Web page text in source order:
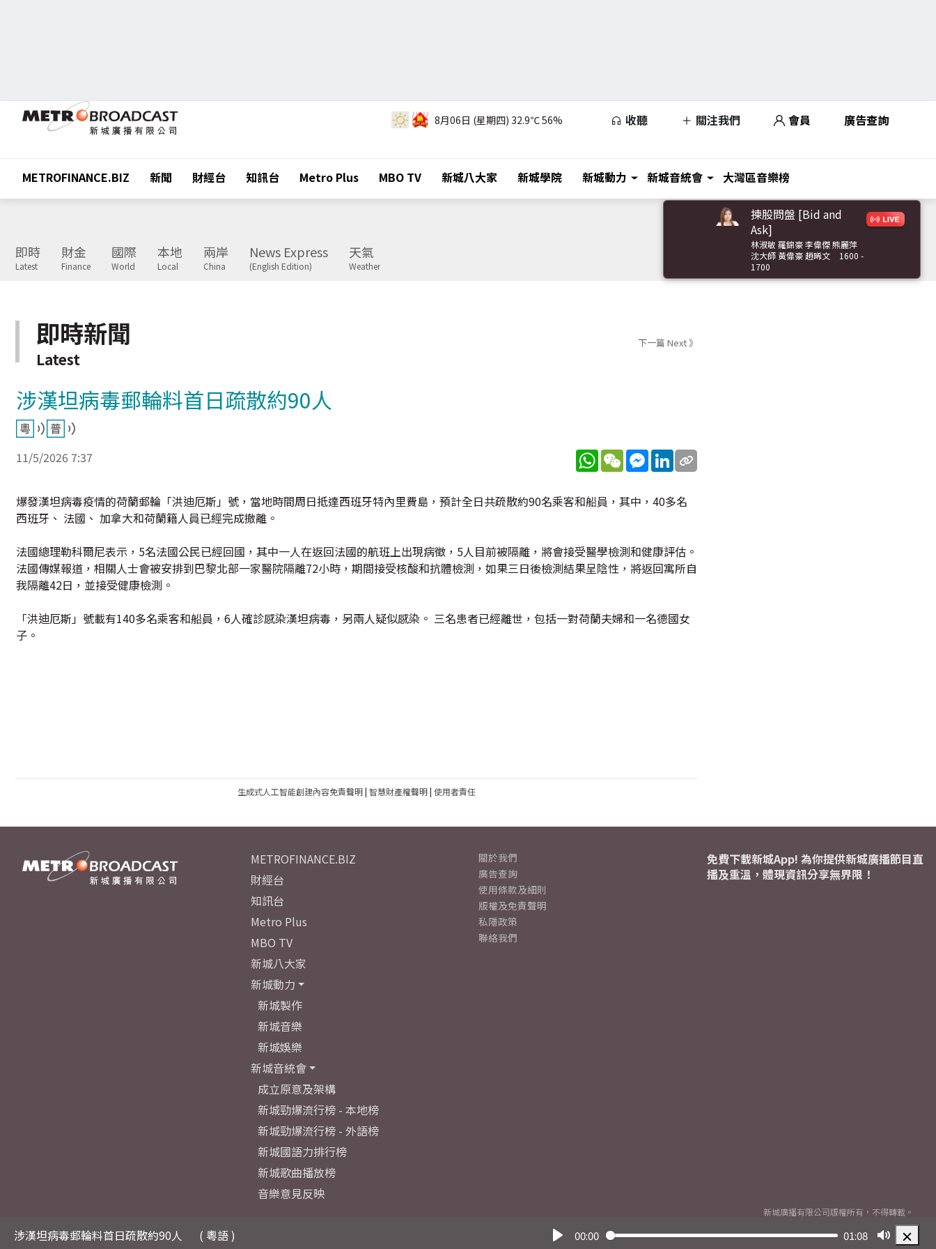
8月06日 (星期四) 32.9℃56% 收聽 關注我們 會員 廣告查詢
METROFINANCE.BIZ 新聞 財經台 知訊台 Metro Plus MBO TV 新城八大家 新城學院 新城動力 新城音統會 大灣區音樂榜
即時
Latest
財金
Finance
國際
World
本地
Local
兩岸
China
News Express
(English Edition)
天氣
Weather
揀股問盤 [Bid and
Ask]
林淑敏 羅錦豪 李偉傑 熊麗萍
沈大師 黃偉豪 趙晞文
1600 -
1700
即時新聞
Latest
下一篇 Next 》
涉漢坦病毒郵輪料首日疏散約90人
11/5/2026 7:37 WhatsApp
WeChatMessenger
LinkedIn
爆發漢坦病毒疫情的荷蘭郵輪「洪迪厄斯」號，當地時間周日抵達西班牙特內里費島，預計全日共疏散約90名乘客和船員，其中，40多名
西班牙、 法國、 加拿大和荷蘭籍人員已經完成撤離。
法國總理勒科爾尼表示，5名法國公民已經回國，其中一人在返回法國的航班上出現病徵，5人目前被隔離，將會接受醫學檢測和健康評估。
法國傳媒報道，相關人士會被安排到巴黎北部一家醫院隔離72小時，期間接受核酸和抗體檢測，如果三日後檢測結果呈陰性，將返回寓所自
我隔離42日，並接受健康檢測。
「洪迪厄斯」號載有140多名乘客和船員，6人確診感染漢坦病毒，另兩人疑似感染。 三名患者已經離世，包括一對荷蘭夫婦和一名德國女
子。
生成式人工智能創建內容免責聲明| 智慧財產權聲明| 使用者責任
涉漢坦病毒郵輪料首日疏散約90人
( 粵語 )
00:00 01:08
METROFINANCE.BIZ
財經台
知訊台
Metro Plus
MBO TV
新城八大家
新城動力
新城製作
新城音樂
新城娛樂
新城音統會
成立原意及架構
新城勁爆流行榜 - 本地榜
新城勁爆流行榜 - 外語榜
新城國語力排行榜
新城歌曲播放榜
音樂意見反映
關於我們
廣告查詢
使用條款及細則
版權及免責聲明
私隱政策
聯絡我們
免費下載新城App! 為你提供新城廣播節目直
播及重溫，體現資訊分享無界限！
新城廣播有限公司版權所有，不得轉載。
2026© Metro Broadcast Corporation Limited. All rights reserved.